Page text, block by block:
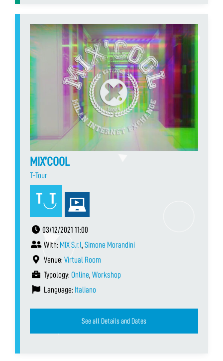
MIX’COOL
T-Tour
03/12/2021 11:00
With: MIX S.r.l, Simone Morandini
Venue: Virtual Room
Typology: Online, Workshop
Language: Italiano
See all Details and Dates